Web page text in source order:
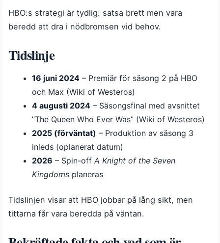
HBO:s strategi är tydlig: satsa brett men vara
beredd att dra i nödbromsen vid behov.
Tidslinje
16 juni 2024 – Premiär för säsong 2 på HBO
och Max (Wiki of Westeros)
4 augusti 2024 – Säsongsfinal med avsnittet
”The Queen Who Ever Was” (Wiki of Westeros)
2025 (förväntat) – Produktion av säsong 3
inleds (oplanerat datum)
2026 – Spin-off A Knight of the Seven
Kingdoms planeras
Tidslinjen visar att HBO jobbar på lång sikt, men
tittarna får vara beredda på väntan.